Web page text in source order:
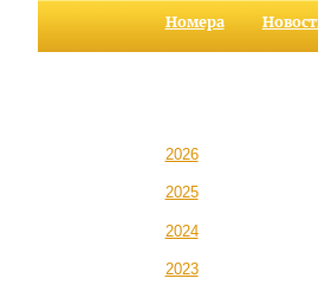
Номера
2026
2025
2024
2023